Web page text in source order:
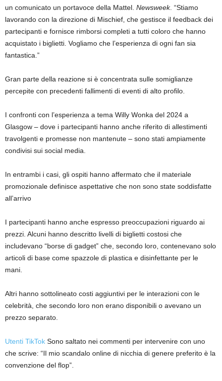
un comunicato un portavoce della Mattel. Newsweek. “Stiamo
lavorando con la direzione di Mischief, che gestisce il feedback dei
partecipanti e fornisce rimborsi completi a tutti coloro che hanno
acquistato i biglietti. Vogliamo che l’esperienza di ogni fan sia
fantastica.”
Gran parte della reazione si è concentrata sulle somiglianze
percepite con precedenti fallimenti di eventi di alto profilo.
I confronti con l’esperienza a tema Willy Wonka del 2024 a
Glasgow – dove i partecipanti hanno anche riferito di allestimenti
travolgenti e promesse non mantenute – sono stati ampiamente
condivisi sui social media.
In entrambi i casi, gli ospiti hanno affermato che il materiale
promozionale definisce aspettative che non sono state soddisfatte
all’arrivo
I partecipanti hanno anche espresso preoccupazioni riguardo ai
prezzi. Alcuni hanno descritto livelli di biglietti costosi che
includevano “borse di gadget” che, secondo loro, contenevano solo
articoli di base come spazzole di plastica e disinfettante per le
mani.
Altri hanno sottolineato costi aggiuntivi per le interazioni con le
celebrità, che secondo loro non erano disponibili o avevano un
prezzo separato.
Utenti TikTok Sono saltato nei commenti per intervenire con uno
che scrive: “Il mio scandalo online di nicchia di genere preferito è la
convenzione del flop”.